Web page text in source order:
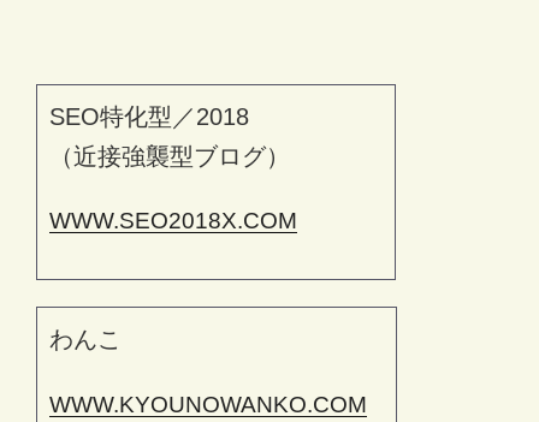
SEO特化型／2018
（近接強襲型ブログ）
WWW.SEO2018X.COM
わんこ
WWW.KYOUNOWANKO.COM